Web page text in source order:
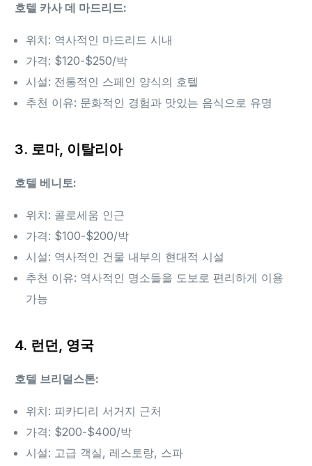
호텔 카사 데 마드리드:
위치: 역사적인 마드리드 시내
가격: $120-$250/박
시설: 전통적인 스페인 양식의 호텔
추천 이유: 문화적인 경험과 맛있는 음식으로 유명
3. 로마, 이탈리아
호텔 베니토:
위치: 콜로세움 인근
가격: $100-$200/박
시설: 역사적인 건물 내부의 현대적 시설
추천 이유: 역사적인 명소들을 도보로 편리하게 이용
가능
4. 런던, 영국
호텔 브리덜스톤:
위치: 피카디리 서거지 근처
가격: $200-$400/박
시설: 고급 객실, 레스토랑, 스파